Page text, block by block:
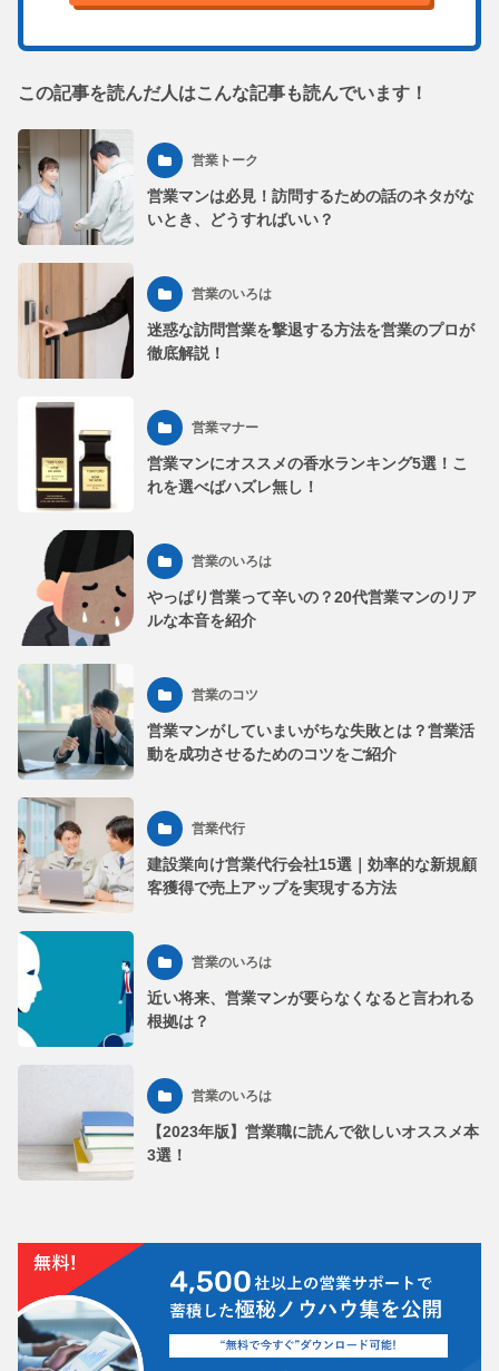
この記事を読んだ人はこんな記事も読んでいます！
営業トーク
営業マンは必見！訪問するための話のネタがな
いとき、どうすればいい？
営業のいろは
迷惑な訪問営業を撃退する方法を営業のプロが
徹底解説！
営業マナー
営業マンにオススメの香水ランキング5選！こ
れを選べばハズレ無し！
営業のいろは
やっぱり営業って辛いの？20代営業マンのリア
ルな本音を紹介
営業のコツ
営業マンがしていまいがちな失敗とは？営業活
動を成功させるためのコツをご紹介
営業代行
建設業向け営業代行会社15選｜効率的な新規顧
客獲得で売上アップを実現する方法
営業のいろは
近い将来、営業マンが要らなくなると言われる
根拠は？
営業のいろは
【2023年版】営業職に読んで欲しいオススメ本
3選！